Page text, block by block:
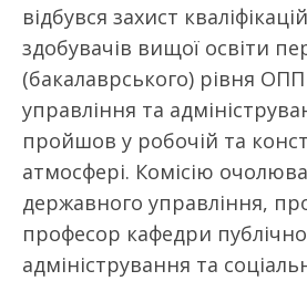
відбувся захист
здобувачів вищої освіти
(бакалаврського) рівня
управління та
пройшов у робочій та
атмосфері. Комісію
державного управління,
професор кафедри
адміністрування та